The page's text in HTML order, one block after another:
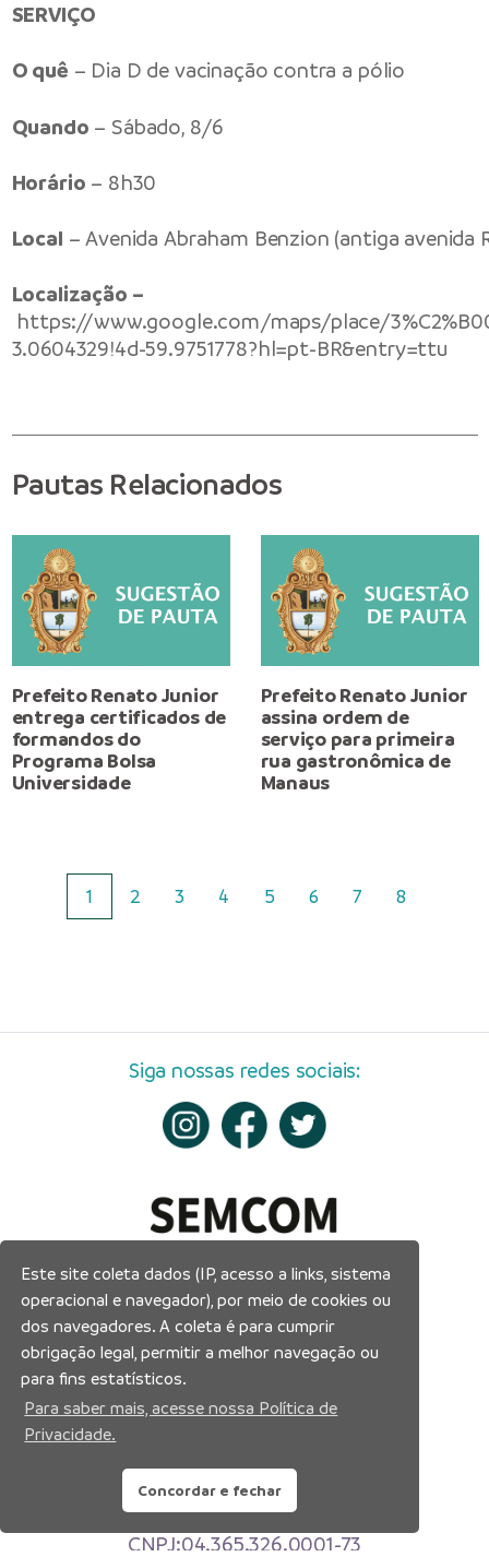
SERVIÇO
O quê – Dia D de vacinação contra a pólio
Quando – Sábado, 8/6
Horário – 8h30
Local – Avenida Abraham Benzion (antiga avenida
Localização –
https://www.google.com/maps/place/
3.0604329!4d-59.9751778?hl=pt-BR&entry=ttu
Pautas Relacionados
Prefeito Renato Junior
entrega certificados de
formandos do
Programa Bolsa
Universidade
Prefeito Renato Junior
assina ordem de
serviço para primeira
rua gastronômica de
Manaus
1 2 3 4 5 6 7 8
Siga nossas redes sociais:
Prefeitura Municipal de Manaus
Município de Manaus
CNPJ:04.365.326.0001-73
Este site coleta dados (IP, acesso a links, sistema
operacional e navegador), por meio de cookies ou
dos navegadores. A coleta é para cumprir
obrigação legal, permitir a melhor navegação ou
para fins estatísticos.
Para saber mais, acesse nossa Política de
Privacidade.
Concordar e fechar